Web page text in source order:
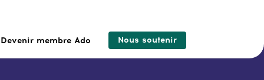
Devenir membre Ado Nous soutenir